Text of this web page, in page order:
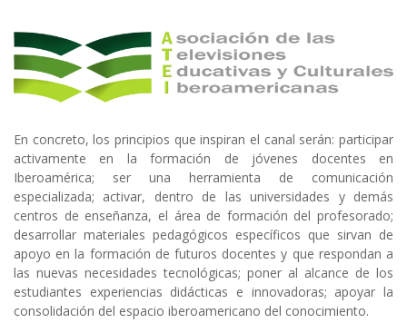
En concreto, los principios que inspiran el canal serán: participar
activamente en la formación de jóvenes docentes en
Iberoamérica; ser una herramienta de comunicación
especializada; activar, dentro de las universidades y demás
centros de enseñanza, el área de formación del profesorado;
desarrollar materiales pedagógicos específicos que sirvan de
apoyo en la formación de futuros docentes y que respondan a
las nuevas necesidades tecnológicas; poner al alcance de los
estudiantes experiencias didácticas e innovadoras; apoyar la
consolidación del espacio iberoamericano del conocimiento.